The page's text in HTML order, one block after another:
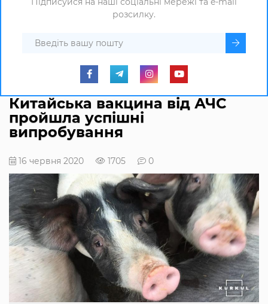
розсилку.
Китайська вакцина від АЧС
пройшла успішні
випробування
16 червня 2020 1705 0